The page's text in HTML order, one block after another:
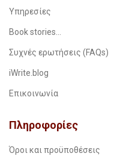
Υπηρεσίες
Book stories…
Συχνές ερωτήσεις (FAQs)
iWrite.blog
Επικοινωνία
Πληροφορίες
Όροι και προϋποθέσεις